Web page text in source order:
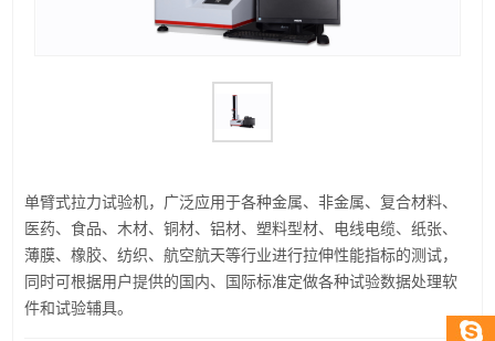
单臂式拉力试验机，广泛应用于各种金属、非金属、复合材料、
医药、食品、木材、铜材、铝材、塑料型材、电线电缆、纸张、
薄膜、橡胶、纺织、航空航天等行业进行拉伸性能指标的测试，
同时可根据用户提供的国内、国际标准定做各种试验数据处理软
件和试验辅具。